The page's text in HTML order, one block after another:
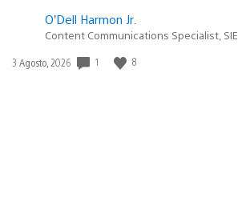
O’Dell Harmon Jr.
Content Communications Specialist, SIE
Data
3 Agosto, 2026 1 8